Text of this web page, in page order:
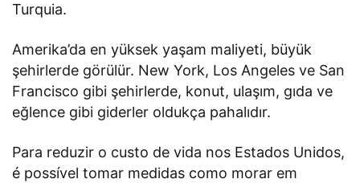
Turquia.
Amerika’da en yüksek yaşam maliyeti, büyük
şehirlerde görülür. New York, Los Angeles ve San
Francisco gibi şehirlerde, konut, ulaşım, gıda ve
eğlence gibi giderler oldukça pahalıdır.
Para reduzir o custo de vida nos Estados Unidos,
é possível tomar medidas como morar em